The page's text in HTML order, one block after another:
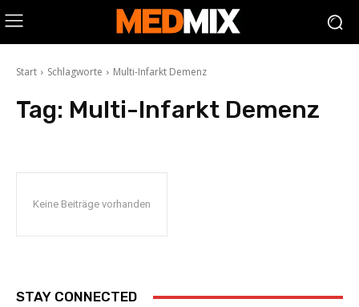
Start Schlagworte Multi-Infarkt Demenz
Tag: Multi-Infarkt Demenz
Keine Beiträge vorhanden
STAY CONNECTED